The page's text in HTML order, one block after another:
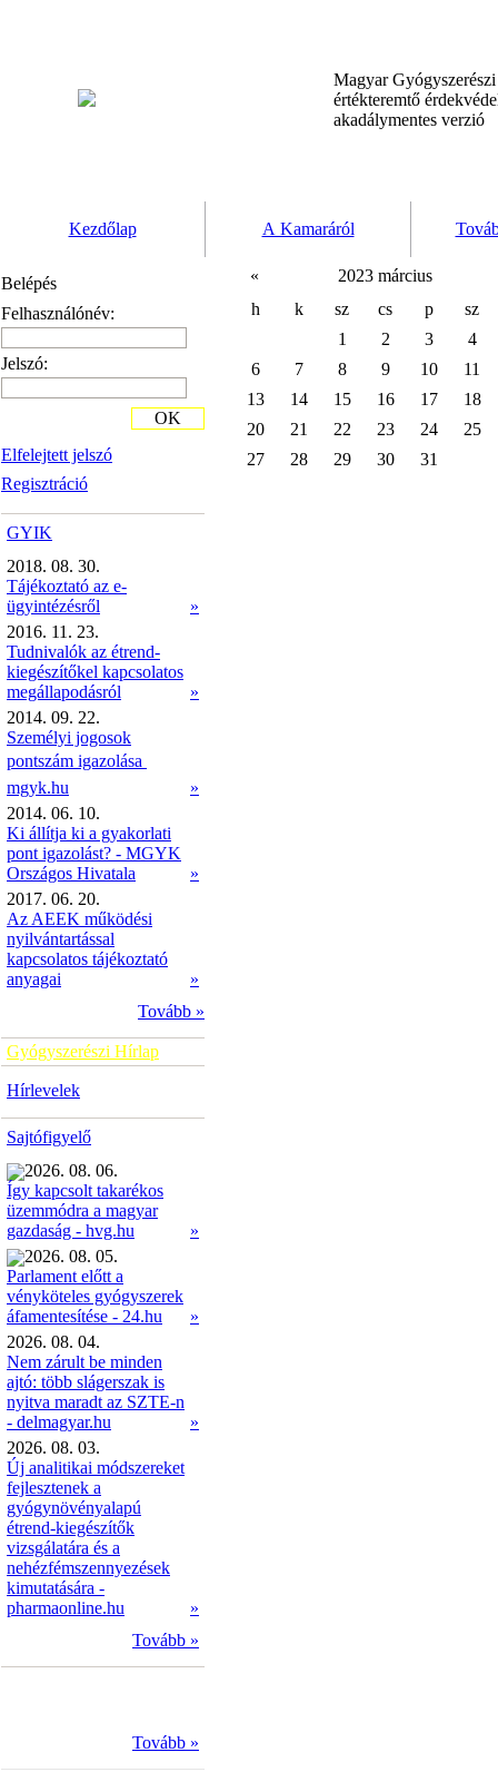
Magyar
értékteremtő
akadálymentes verzió
Kezdőlap A Kamaráról
Belépés
Felhasználónév:
Jelszó:
Elfelejtett jelszó
Regisztráció
OK
GYIK
2018. 08. 30.
Tájékoztató az e-
ügyintézésről
»
2016. 11. 23.
Tudnivalók az étrend-
kiegészítőkel kapcsolatos
megállapodásról
»
2014. 09. 22.
Személyi jogosok
pontszám igazolása 
mgyk.hu
»
2014. 06. 10.
Ki állítja ki a gyakorlati
pont igazolást? - MGYK
Országos Hivatala
»
2017. 06. 20.
Az AEEK működési
nyilvántartással
kapcsolatos tájékoztató
anyagai
»
Tovább »
Gyógyszerészi Hírlap
Hírlevelek
Sajtófigyelő
2026. 08. 06.
Így kapcsolt takarékos
üzemmódra a magyar
gazdaság - hvg.hu
»
2026. 08. 05.
Parlament előtt a
vényköteles gyógyszerek
áfamentesítése - 24.hu
»
2026. 08. 04.
Nem zárult be minden
ajtó: több slágerszak is
nyitva maradt az SZTE-n
- delmagyar.hu
»
2026. 08. 03.
Új analitikai módszereket
fejlesztenek a
gyógynövényalapú
étrend-kiegészítők
vizsgálatára és a
nehézfémszennyezések
kimutatására -
pharmaonline.hu
»
Tovább »
Tovább »
«
2023 március
h
k sz cs p
sz
1
2 3
4
6
7 8 9 10
11
13
14 15 16 17
18
20
21 22 23 24
25
27
28 29 30 31